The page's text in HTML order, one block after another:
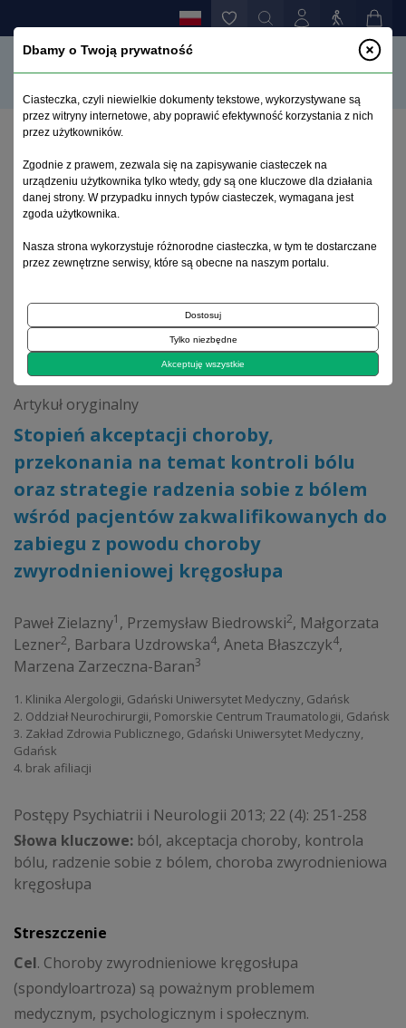
Stopień akceptacji choroby, przekonania na temat
kontroli bólu oraz strategie radzenia sobie z bólem
wśród pacjentów zakwalifikowanych do zabiegu z
powodu choroby zwyrodnieniowej kręgosłupa
2013, tom 22, zeszyt 4
Artykuł oryginalny
Stopień akceptacji choroby,
przekonania na temat kontroli bólu
oraz strategie radzenia sobie z bólem
wśród pacjentów zakwalifikowanych do
zabiegu z powodu choroby
zwyrodnieniowej kręgosłupa
Paweł Zielazny1 , Przemysław Biedrowski2, Małgorzata
Lezner2, Barbara Uzdrowska4, Aneta Błaszczyk4,
Marzena Zarzeczna-Baran3
1. Klinika Alergologii, Gdański Uniwersytet Medyczny, Gdańsk
2. Oddział Neurochirurgii, Pomorskie Centrum Traumatologii, Gdańsk
3. Zakład Zdrowia Publicznego, Gdański Uniwersytet Medyczny,
Gdańsk
4. brak afiliacji
Postępy Psychiatrii i Neurologii 2013; 22 (4): 251-258
Słowa kluczowe: ból, akceptacja choroby, kontrola
bólu, radzenie sobie z bólem, choroba zwyrodnieniowa
kręgosłupa
Streszczenie
Cel. Choroby zwyrodnieniowe kręgosłupa
(spondyloartroza) są poważnym problemem
medycznym, psychologicznym i społecznym.
Dbamy o Twoją prywatność
Ciasteczka, czyli niewielkie dokumenty tekstowe, wykorzystywane są
przez witryny internetowe, aby poprawić efektywność korzystania z nich
przez użytkowników.
Zgodnie z prawem, zezwala się na zapisywanie ciasteczek na
urządzeniu użytkownika tylko wtedy, gdy są one kluczowe dla działania
danej strony. W przypadku innych typów ciasteczek, wymagana jest
zgoda użytkownika.
Nasza strona wykorzystuje różnorodne ciasteczka, w tym te dostarczane
przez zewnętrzne serwisy, które są obecne na naszym portalu.
Dostosuj
Tylko niezbędne
Akceptuję wszystkie